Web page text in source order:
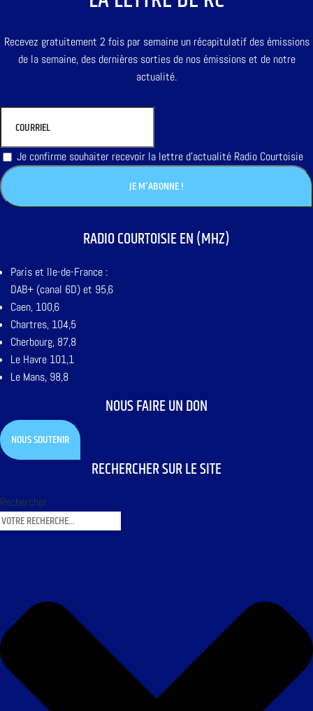
Recevez gratuitement 2 fois par semaine un récapitulatif des émissions
de la semaine, des dernières sorties de nos émissions et de notre
actualité.
Je confirme souhaiter recevoir la lettre d'actualité Radio Courtoisie
RADIO COURTOISIE EN (MHZ)
Paris et Ile-de-France :
DAB+ (canal 6D) et 95,6
Caen, 100,6
Chartres, 104,5
Cherbourg, 87,8
Le Havre 101,1
Le Mans, 98,8
NOUS FAIRE UN DON
NOUS SOUTENIR
RECHERCHER SUR LE SITE
Rechercher